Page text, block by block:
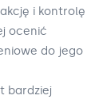
i kontrolę
ocenić
do jego
bardziej